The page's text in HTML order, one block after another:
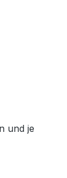
und je